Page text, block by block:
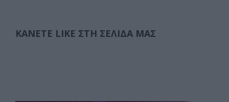
ΚΆΝΕΤΕ LIKE ΣΤΗ ΣΕΛΊΔΑ ΜΑΣ